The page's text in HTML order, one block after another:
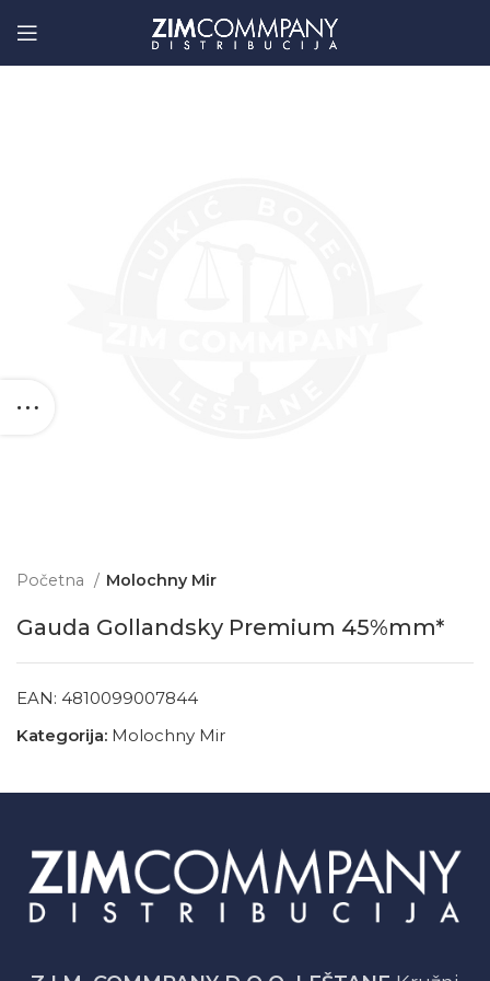
Početna Molochny Mir
Gauda Gollandsky Premium 45%mm*
EAN: 4810099007844
Kategorija: Molochny Mir